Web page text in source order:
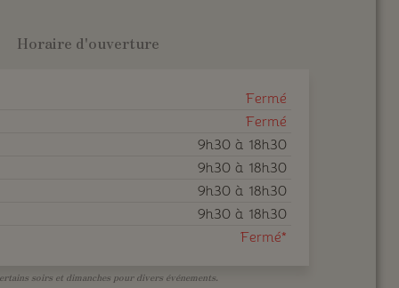
Horaire d'ouverture
Fermé
Fermé
9h30 à 18h30
9h30 à 18h30
9h30 à 18h30
9h30 à 18h30
Fermé*
soirs et dimanches pour divers événements.